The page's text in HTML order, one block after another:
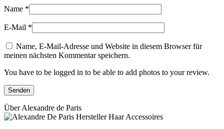
Name *
E-Mail *
Name, E-Mail-Adresse und Website in diesem Browser für
meinen nächsten Kommentar speichern.
You have to be logged in to be able to add photos to your review.
Über Alexandre de Paris